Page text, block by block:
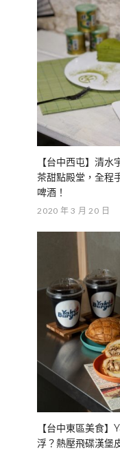
【台中西屯】清
茶甜點殿堂，全程
啤酒！
2020 年 3 月 20 日
【台中東區美食
浮？熱壓飛碟漢堡